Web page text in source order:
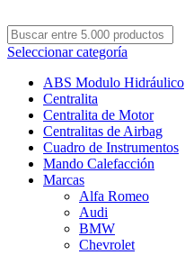
Seleccionar categoría
ABS Modulo Hidráulico
Centralita
Centralita de Motor
Centralitas de Airbag
Cuadro de Instrumentos
Mando Calefacción
Marcas
Alfa Romeo
Audi
BMW
Chevrolet